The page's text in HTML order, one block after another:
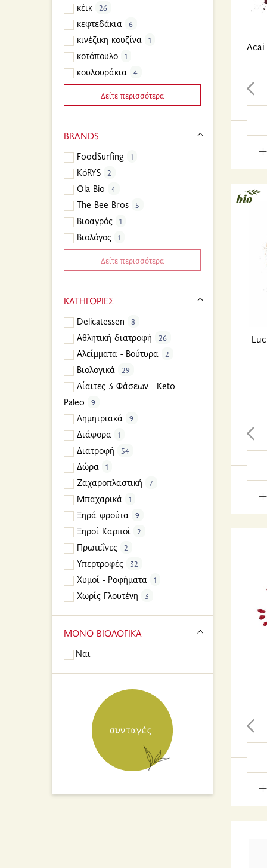
κέικ 26
κεφτεδάκια 6
κινέζικη κουζίνα 1
κοτόπουλο 1
κουλουράκια 4
Δείτε περισσότερα
BRANDS
FoodSurfing 1
KόRYS 2
Ola Bio 4
The Bee Bros 5
Βιοαγρός 1
Βιολόγος 1
Δείτε περισσότερα
ΚΑΤΗΓΟΡΙΕΣ
Delicatessen 8
Αθλητική διατροφή 26
Αλείμματα - Βούτυρα 2
Βιολογικά 29
Δίαιτες 3 Φάσεων - Keto -
Paleo
9
Δημητριακά 9
Διάφορα 1
Διατροφή 54
Δώρα 1
Ζαχαροπλαστική 7
Μπαχαρικά 1
Ξηρά φρούτα 9
Ξηροί Καρποί 2
Πρωτεΐνες 2
Υπερτροφές 32
Χυμοί - Ροφήματα 1
Χωρίς Γλουτένη 3
ΜΟΝΟ ΒΙΟΛΟΓΙΚΑ
Ναι
Acai